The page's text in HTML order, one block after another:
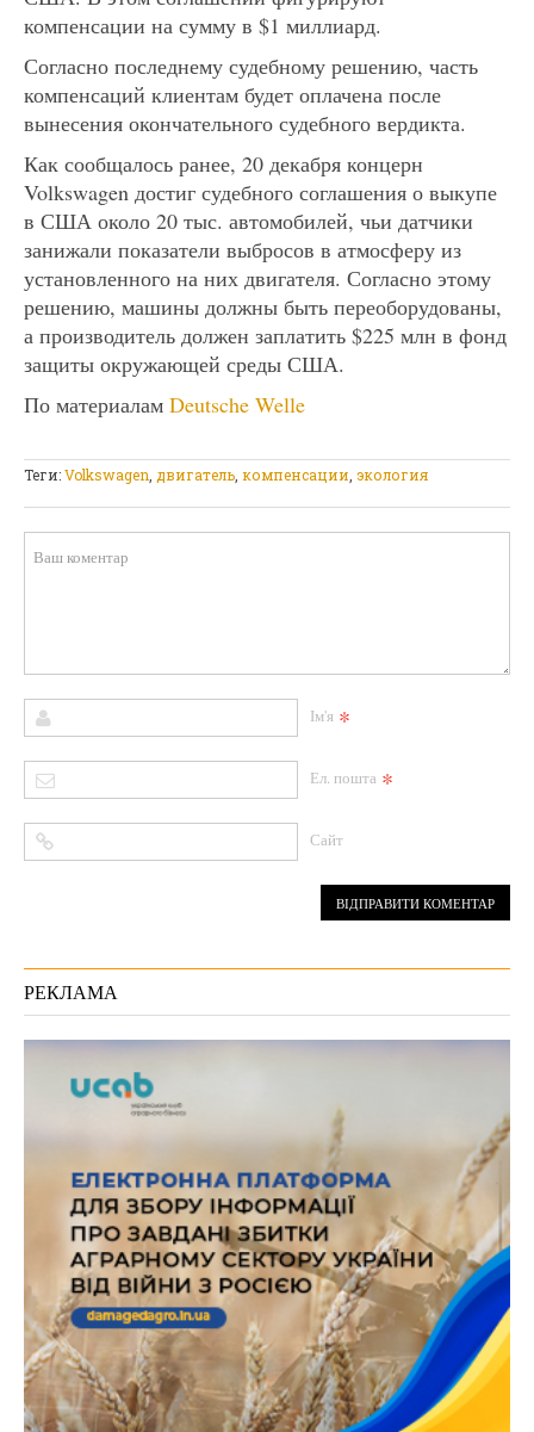
компенсации на сумму в $1 миллиард.
Согласно последнему судебному решению, часть
компенсаций клиентам будет оплачена после
вынесения окончательного судебного вердикта.
Как сообщалось ранее, 20 декабря концерн
Volkswagen достиг судебного соглашения о выкупе
в США около 20 тыс. автомобилей, чьи датчики
занижали показатели выбросов в атмосферу из
установленного на них двигателя. Согласно этому
решению, машины должны быть переоборудованы,
а производитель должен заплатить $225 млн в фонд
защиты окружающей среды США.
По материалам Deutsche Welle
Теги:Volkswagen двигатель компенсации экология
Ім'я *
Ел. пошта *
Сайт
РЕКЛАМА